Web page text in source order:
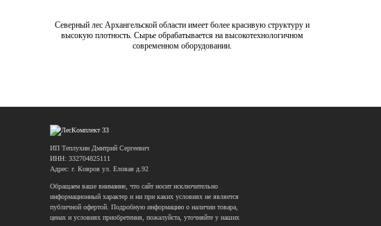
Северный лес Архангельской области имеет более красивую структуру и
высокую плотность. Сырье обрабатывается на высокотехнологичном
современном оборудовании.
ИП Теплухин Дмитрий Сергеевич
ИНН: 332704825111
Адрес: г. Ковров ул. Еловая д.92
Обращаем ваше внимание, что сайт носит исключительно
информационный характер и ни при каких условиях не является
публичной офертой. Подробную информацию о наличии товара,
ценах и условиях приобретения, пожалуйста, уточняйте у наших